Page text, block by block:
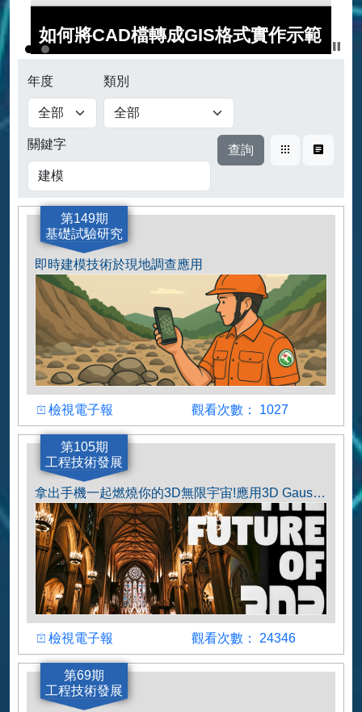
如何將CAD檔轉成GIS格式實作示範
年度 類別
關鍵字 查詢 卡片式表格式
第149期
基礎試驗研究
作者
陳俊廷
即時建模技術於現地調查應用
檢視檢視電子報 觀看人數
觀看次數： 1027
第105期
工程技術發展
作者
李哲宇
拿出手機一起燃燒你的3D無限宇宙!應用3D Gaussian Splatting法進行地球任何角落無限制範圍的AI手機建模介紹
檢視檢視電子報 觀看人數
觀看次數： 24346
第69期
工程技術發展